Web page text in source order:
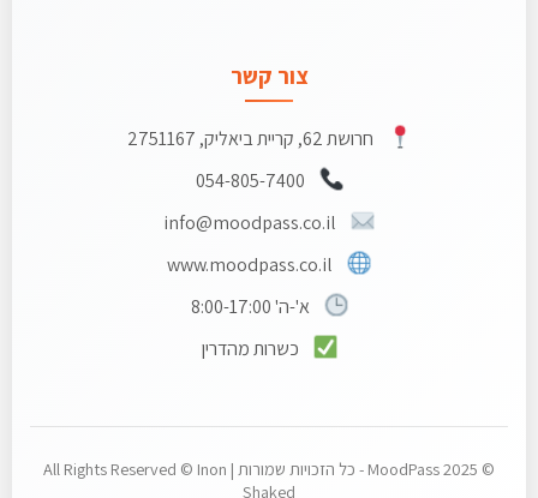
צור קשר
חרושת 62, קריית ביאליק, 2751167
054-805-7400
info@moodpass.co.il
www.moodpass.co.il
א'-ה' 8:00-17:00
כשרות מהדרין
© 2025 MoodPass - כל הזכויות שמורות | All Rights Reserved © Inon
Shaked